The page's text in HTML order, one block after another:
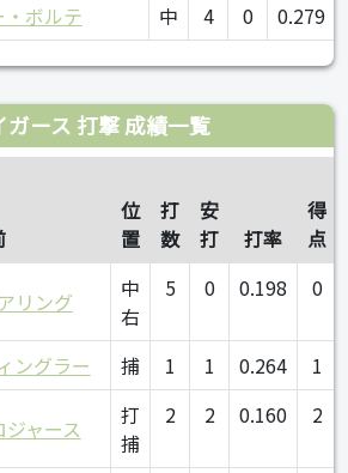
ボルテ 中 4 0 0.279
ース 打撃 成績一覧
位
置
打
数
安
打
打率
得
点
リング
中
右
5 0 0.198 0
ングラー 捕 1 1 0.264
1
ャース
打
捕
2 2 0.160 2